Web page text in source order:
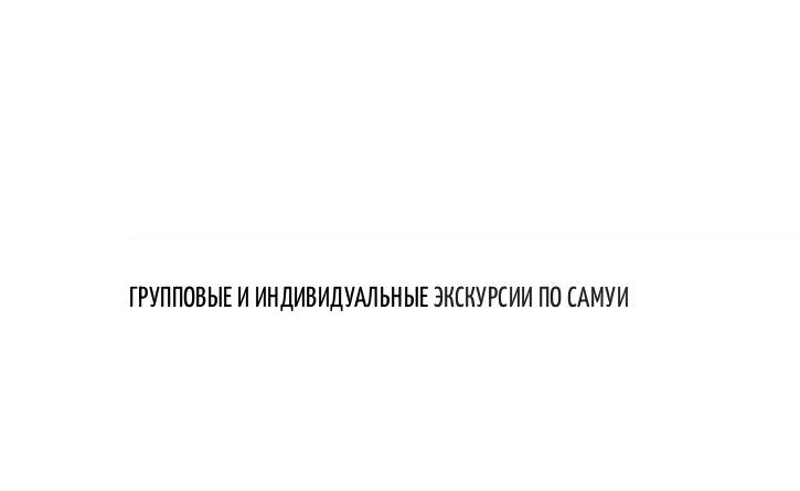
ГРУППОВЫЕ И ИНДИВИДУАЛЬНЫЕ ЭКСКУРСИИ ПО САМУИ